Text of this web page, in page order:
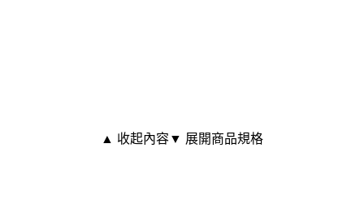
▲ 收起內容▼ 展開商品規格